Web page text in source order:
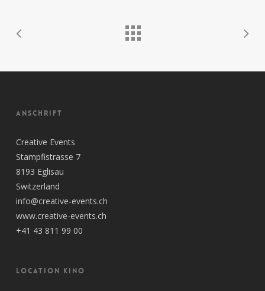
ANSCHRIFT
Creative Events
Stampfistrasse 7
8193 Eglisau
Switzerland
info@creative-events.ch
www.creative-events.ch
+41 43 811 99 00
LOCATION KINO